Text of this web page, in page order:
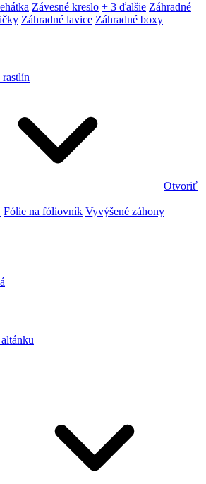
Závesné kreslo + 3 ďalšie Záhradné
Záhradné lavice Záhradné boxy
rastlín
Otvoriť
Fólie na fóliovník Vyvýšené záhony